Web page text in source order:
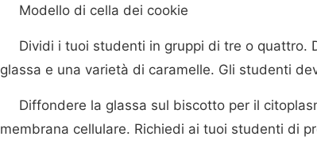
Modello di cella dei cookie
Dividi i tuoi studenti in gruppi di tre o quattro.
glassa e una varietà di caramelle. Gli studenti
Diffondere la glassa sul biscotto per il
membrana cellulare. Richiedi ai tuoi studenti di